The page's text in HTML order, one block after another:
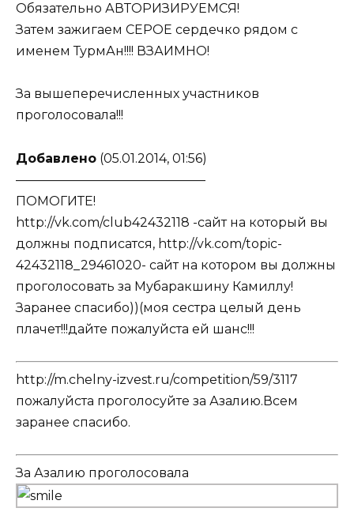
Обязательно АВТОРИЗИРУЕМСЯ!
Затем зажигаем СЕРОЕ сердечко рядом с
именем ТурмАн!!!! ВЗАИМНО!
За вышеперечисленных участников
проголосовала!!!
Добавлено (05.01.2014, 01:56)
———————————————
ПОМОГИТЕ!
http://vk.com/club42432118 -сайт на который вы
должны подписатся, http://vk.com/topic-
42432118_29461020- сайт на котором вы должны
проголосовать за Мубаракшину Камиллу!
Заранее спасибо))(моя сестра целый день
плачет!!!дайте пожалуйста ей шанс!!!
http://m.chelny-izvest.ru/competition/59/3117
пожалуйста проголосуйте за Азалию.Всем
заранее спасибо.
За Азалию проголосовала